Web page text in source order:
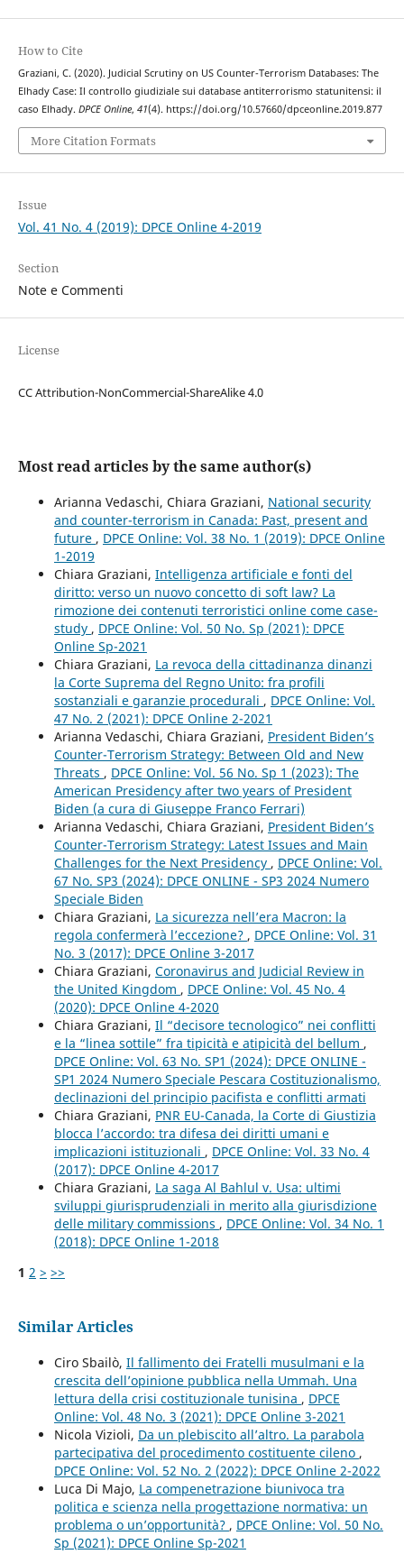
How to Cite
Graziani, C. (2020). Judicial Scrutiny on US Counter-Terrorism Databases: The
Elhady Case: Il controllo giudiziale sui database antiterrorismo statunitensi: il
caso Elhady. DPCE Online, 41(4). https://doi.org/10.57660/dpceonline.2019.877
More Citation Formats
Issue
Vol. 41 No. 4 (2019): DPCE Online 4-2019
Section
Note e Commenti
License
CC Attribution-NonCommercial-ShareAlike 4.0
Most read articles by the same author(s)
Arianna Vedaschi, Chiara Graziani, National security
and counter-terrorism in Canada: Past, present and
future , DPCE Online: Vol. 38 No. 1 (2019): DPCE Online
1-2019
Chiara Graziani, Intelligenza artificiale e fonti del
diritto: verso un nuovo concetto di soft law? La
rimozione dei contenuti terroristici online come case-
study , DPCE Online: Vol. 50 No. Sp (2021): DPCE
Online Sp-2021
Chiara Graziani, La revoca della cittadinanza dinanzi
la Corte Suprema del Regno Unito: fra profili
sostanziali e garanzie procedurali , DPCE Online: Vol.
47 No. 2 (2021): DPCE Online 2-2021
Arianna Vedaschi, Chiara Graziani, President Biden’s
Counter-Terrorism Strategy: Between Old and New
Threats , DPCE Online: Vol. 56 No. Sp 1 (2023): The
American Presidency after two years of President
Biden (a cura di Giuseppe Franco Ferrari)
Arianna Vedaschi, Chiara Graziani, President Biden’s
Counter-Terrorism Strategy: Latest Issues and Main
Challenges for the Next Presidency , DPCE Online: Vol.
67 No. SP3 (2024): DPCE ONLINE - SP3 2024 Numero
Speciale Biden
Chiara Graziani, La sicurezza nell’era Macron: la
regola confermerà l’eccezione? , DPCE Online: Vol. 31
No. 3 (2017): DPCE Online 3-2017
Chiara Graziani, Coronavirus and Judicial Review in
the United Kingdom , DPCE Online: Vol. 45 No. 4
(2020): DPCE Online 4-2020
Chiara Graziani, Il “decisore tecnologico” nei conflitti
e la “linea sottile” fra tipicità e atipicità del bellum ,
DPCE Online: Vol. 63 No. SP1 (2024): DPCE ONLINE -
SP1 2024 Numero Speciale Pescara Costituzionalismo,
declinazioni del principio pacifista e conflitti armati
Chiara Graziani, PNR EU-Canada, la Corte di Giustizia
blocca l’accordo: tra difesa dei diritti umani e
implicazioni istituzionali , DPCE Online: Vol. 33 No. 4
(2017): DPCE Online 4-2017
Chiara Graziani, La saga Al Bahlul v. Usa: ultimi
sviluppi giurisprudenziali in merito alla giurisdizione
delle military commissions , DPCE Online: Vol. 34 No. 1
(2018): DPCE Online 1-2018
1 2 > >>
Similar Articles
Ciro Sbailò, Il fallimento dei Fratelli musulmani e la
crescita dell’opinione pubblica nella Ummah. Una
lettura della crisi costituzionale tunisina , DPCE
Online: Vol. 48 No. 3 (2021): DPCE Online 3-2021
Nicola Vizioli, Da un plebiscito all’altro. La parabola
partecipativa del procedimento costituente cileno ,
DPCE Online: Vol. 52 No. 2 (2022): DPCE Online 2-2022
Luca Di Majo, La compenetrazione biunivoca tra
politica e scienza nella progettazione normativa: un
problema o un’opportunità? , DPCE Online: Vol. 50 No.
Sp (2021): DPCE Online Sp-2021